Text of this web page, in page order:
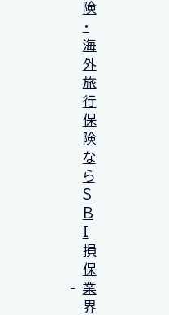
険
・
海
外
旅
行
保
険
な
ら
S
B
I
損
保
業
界